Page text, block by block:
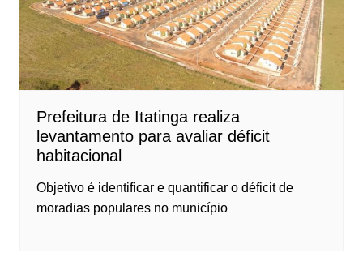
Prefeitura de Itatinga realiza
levantamento para avaliar déficit
habitacional
Objetivo é identificar e quantificar o déficit de
moradias populares no município